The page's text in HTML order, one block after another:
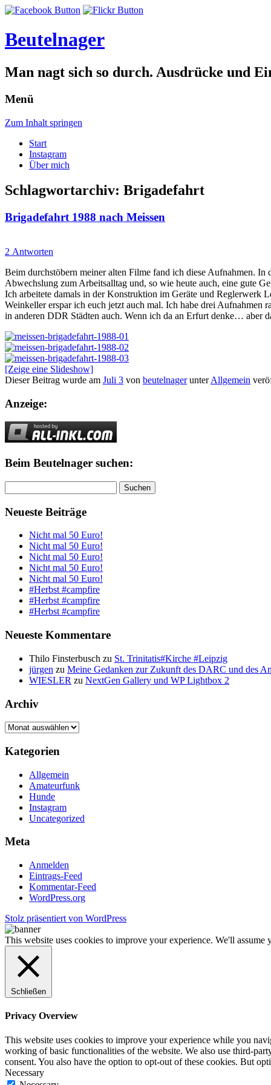
Beutelnager
Man nagt sich so durch. Ausdrücke und
Menü
Zum Inhalt springen
Start
Instagram
Über mich
Schlagwortarchiv: Brigadefahrt
Brigadefahrt 1988 nach Meissen
2 Antworten
Beim durchstöbern meiner alten Filme fand ich diese Aufnahmen.
Abwechslung zum Arbeitsalltag und, so wie heute auch, eine gute
Ich arbeitete damals in der Konstruktion im Geräte und Reglerwerk
Weinkeller erspar ich euch jetzt auch mal. Ich habe drei Aufnahmen
in anderen DDR Städten auch. Wenn ich da an Erfurt denke… aber
[Zeige eine Slideshow]
Dieser Beitrag wurde am Juli 3 von beutelnagerunterAllgemein
Anzeige:
Beim Beutelnager suchen:
nach:
Neueste Beiträge
Nicht mal 50 Euro!
Nicht mal 50 Euro!
Nicht mal 50 Euro!
Nicht mal 50 Euro!
Nicht mal 50 Euro!
#Herbst #campfire
#Herbst #campfire
#Herbst #campfire
Neueste Kommentare
Thilo Finsterbusch zu St. Trinitatis#Kirche #Leipzig
jürgen zu Meine Gedanken zur Zukunft des DARC und des
WIESLER zu NextGen Gallery und WP Lightbox 2
Archiv
Archiv
Kategorien
Allgemein
Amateurfunk
Hunde
Instagram
Uncategorized
Meta
Anmelden
Eintrags-Feed
Kommentar-Feed
WordPress.org
Stolz präsentiert von WordPress
This website uses cookies to improve your experience. We'll
Schließen
Privacy Overview
This website uses cookies to improve your experience while you
working of basic functionalities of the website. We also use third-
consent. You also have the option to opt-out of these cookies. But
Necessary